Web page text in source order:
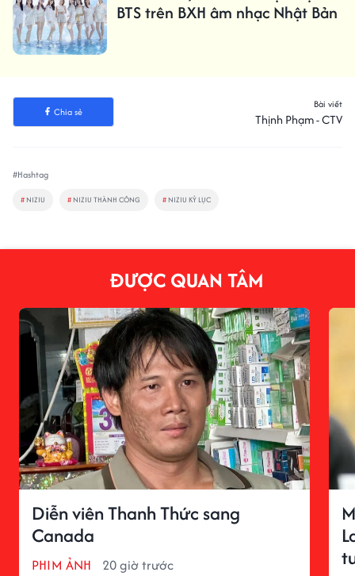
BTS trên BXH âm nhạc Nhật Bản
Chia sẻ
Bài viết
Thịnh Phạm - CTV
#Hashtag
# NIZIU # NIZIU THÀNH CÔNG # NIZIU KỶ LỤC
ĐƯỢC QUAN TÂM
Diễn viên Thanh Thức sang
Canada
PHIM ẢNH 20 giờ trước